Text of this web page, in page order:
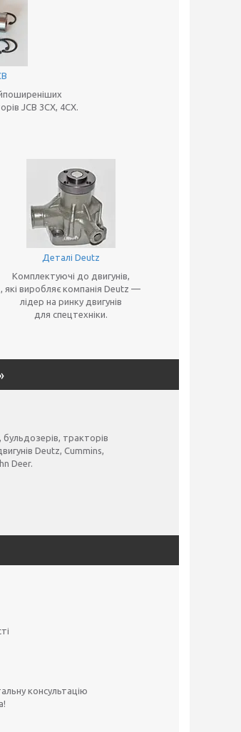
JCB 3CX, 4CX.
Деталі Deutz
Комплектуючі до двигунів,
, які виробляє компанія Deutz —
лідер на ринку двигунів
для спецтехніки.
тракторів
Deutz, Cummins,
Deer.
консультацію